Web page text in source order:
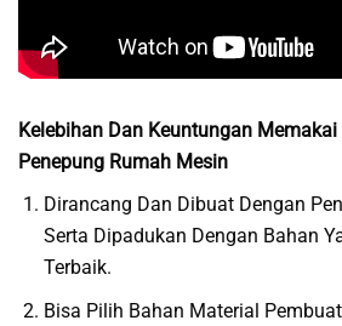
Kelebihan Dan Keuntungan
Penepung Rumah Mesin
Dirancang Dan Dibuat Dengan
Serta Dipadukan Dengan Bahan
Terbaik.
Bisa Pilih Bahan Material